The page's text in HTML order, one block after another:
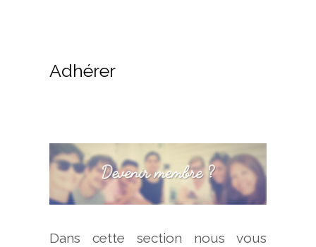
Adhérer
Dans cette section nous vous